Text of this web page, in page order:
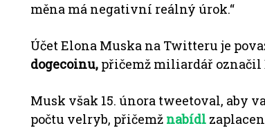
měna má negativní reálný úrok.“
Účet Elona Muska na Twitteru je
dogecoinu, přičemž miliardář označil
Musk však 15. února tweetoval, aby
počtu velryb, přičemž nabídl